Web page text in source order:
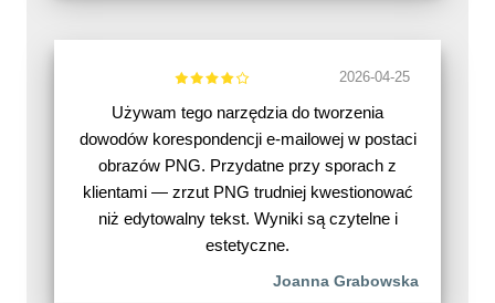
2026-04-25
Używam tego narzędzia do tworzenia
dowodów korespondencji e-mailowej w postaci
obrazów PNG. Przydatne przy sporach z
klientami — zrzut PNG trudniej kwestionować
niż edytowalny tekst. Wyniki są czytelne i
estetyczne.
Joanna Grabowska